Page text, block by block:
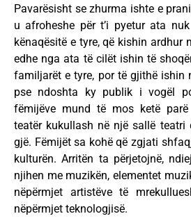
Pavarësisht se zhurma ishte e
u afroheshe për t’i pyetur ata
kënaqësitë e tyre, që kishin ardhur
edhe nga ata të cilët ishin të
familjarët e tyre, por të gjithë ishin
pse ndoshta ky publik i vogël
fëmijëve mund të mos ketë
teatër kukullash në një sallë teatri
gjë. Fëmijët sa kohë që zgjati
kulturën. Arritën ta përjetojnë,
njihen me muzikën, elementet
nëpërmjet artistëve të
nëpërmjet teknologjisë.